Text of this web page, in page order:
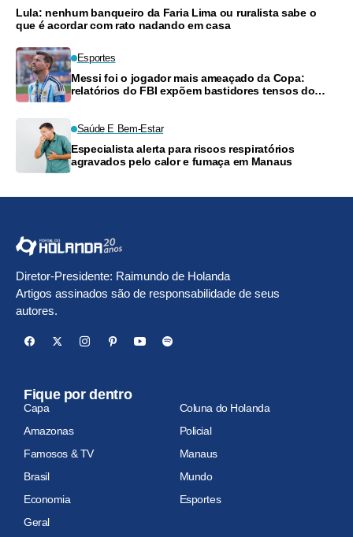
Lula: nenhum banqueiro da Faria Lima ou ruralista sabe o
que é acordar com rato nadando em casa
Esportes
Messi foi o jogador mais ameaçado da Copa:
relatórios do FBI expõem bastidores tensos do
Saúde E Bem-Estar
Especialista alerta para riscos respiratórios
agravados pelo calor e fumaça em Manaus
Diretor-Presidente: Raimundo de Holanda
Artigos assinados são de responsabilidade de seus
autores.
Fique por dentro
Capa
Coluna do Holanda
Amazonas
Policial
Famosos & TV
Manaus
Brasil
Mundo
Economia
Esportes
Geral